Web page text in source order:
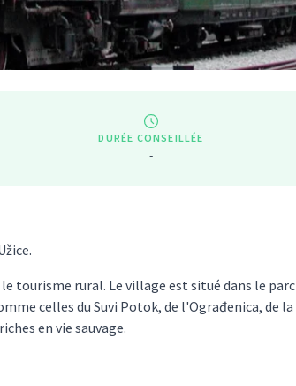
DURÉE CONSEILLÉE
-
tourisme rural. Le village est situé dans le parc
celles du Suvi Potok, de l'Ograđenica, de la
en vie sauvage.